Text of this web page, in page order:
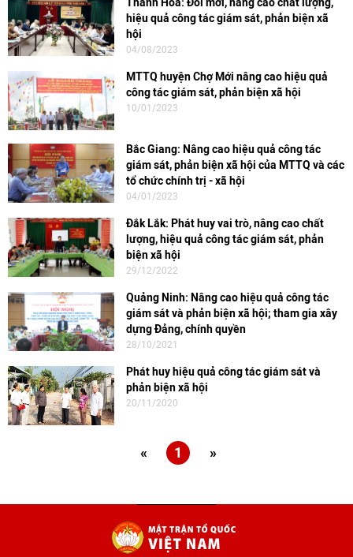
hiệu quả công tác giám sát, phản biện xã
hội
04/08/2023
MTTQ huyện Chợ Mới nâng cao hiệu quả
công tác giám sát, phản biện xã hội
10/01/2023
Bắc Giang: Nâng cao hiệu quả công tác
giám sát, phản biện xã hội của MTTQ và các
tổ chức chính trị - xã hội
04/01/2023
Đắk Lắk: Phát huy vai trò, nâng cao chất
lượng, hiệu quả công tác giám sát, phản
biện xã hội
29/12/2022
Quảng Ninh: Nâng cao hiệu quả công tác
giám sát và phản biện xã hội; tham gia xây
dựng Đảng, chính quyền
28/10/2021
Phát huy hiệu quả công tác giám sát và
phản biện xã hội
20/11/2020
« 1 »